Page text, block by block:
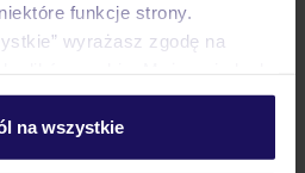
funkcje strony.
wyrażasz zgodę na
wchodząc w zakładkę
o plikach cookie znajdziesz
na wszystkie